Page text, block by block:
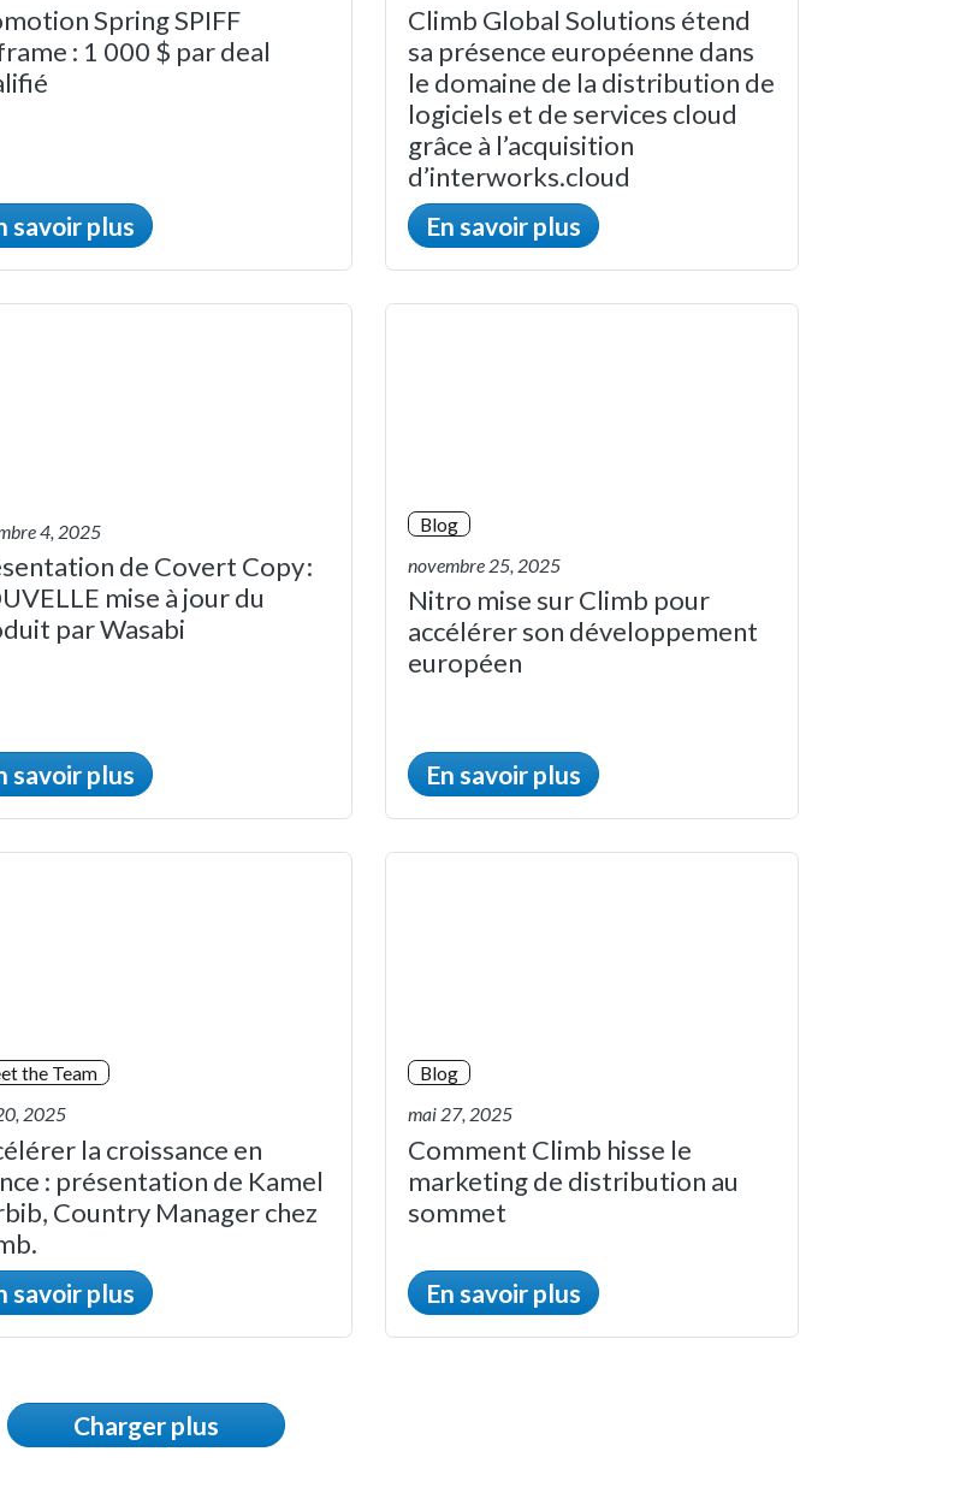
Spring SPIFF
: 1 000 $ par deal
savoir plus
Climb Global Solutions étend
sa présence européenne dans
le domaine de la distribution de
logiciels et de services cloud
grâce à l’acquisition
d’interworks.cloud
En savoir plus
4, 2025
de Covert Copy :
mise à jour du
par Wasabi
savoir plus
Blog
novembre 25, 2025
Nitro mise sur Climb pour
accélérer son développement
européen
En savoir plus
the Team
2025
la croissance en
: présentation de Kamel
Country Manager chez
savoir plus
Blog
mai 27, 2025
Comment Climb hisse le
marketing de distribution au
sommet
En savoir plus
Charger plus